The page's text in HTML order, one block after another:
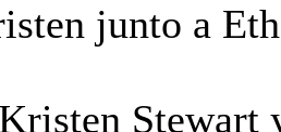
junto a
Stewart